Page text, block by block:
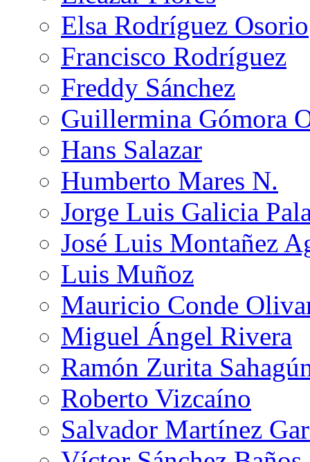
Elsa Rodríguez Osorio
Francisco Rodríguez
Freddy Sánchez
Guillermina Gómora
Hans Salazar
Humberto Mares N.
Jorge Luis Galicia
José Luis Montañez
Luis Muñoz
Mauricio Conde
Miguel Ángel Rivera
Ramón Zurita
Roberto Vizcaíno
Salvador Martínez